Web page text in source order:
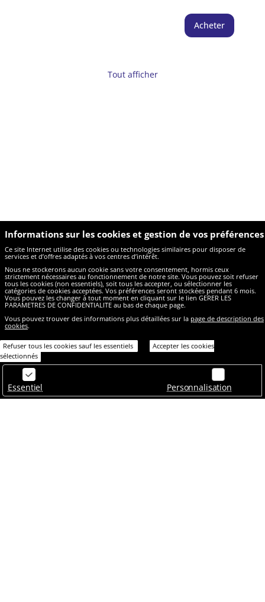
sur l'espace personnel de l'acheteur | Choix des
séances directement depuis l'espace personnel,
encart "abonnement" ou au guichet du Quai des
réservées dans le cadre d'une carte fan ne
Acheter
Tout afficher
Informations sur les cookies et gestion de vos préférences
Ce site Internet utilise des cookies ou technologies similaires pour disposer de
services et d’offres adaptés à vos centres d’intérêt.
Nous ne stockerons aucun cookie sans votre consentement, hormis ceux
strictement nécessaires au fonctionnement de notre site. Vous pouvez soit refuser
tous les cookies (non essentiels), soit tous les accepter, ou sélectionner les
catégories de cookies acceptées. Vos préférences seront stockées pendant 6 mois.
Vous pouvez les changer à tout moment en cliquant sur le lien GERER LES
PARAMETRES DE CONFIDENTIALITE au bas de chaque page.
Vous pouvez trouver des informations plus détaillées sur la page de description des
cookies.
Refuser tous les cookies sauf les essentiels
Accepter les cookies
sélectionnés
Essentiel Personnalisation